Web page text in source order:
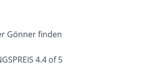
Gönner finden
4.4 of 5